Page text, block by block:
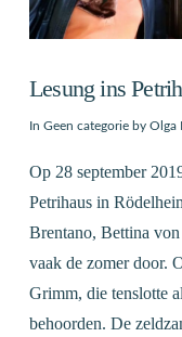
Lesung ins
In Geen categorieby Olga
Op 28 september
Petrihaus in
Brentano, Bettina
vaak de zomer door.
Grimm, die tenslotte
behoorden. De